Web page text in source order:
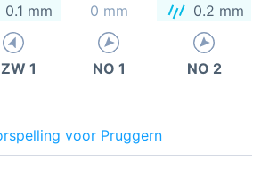
0.1 mm 0 mm 0.2 mm
1 NO 1 NO 2
voor Pruggern